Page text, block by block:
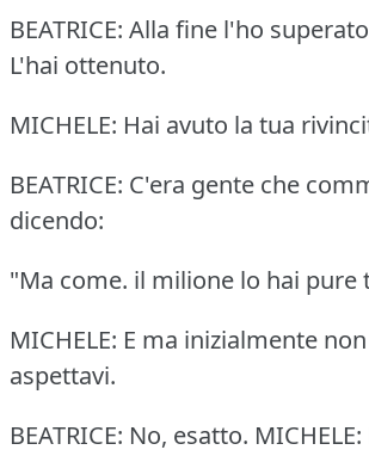
BEATRICE: Alla fine l'ho
L'hai ottenuto.
MICHELE: Hai avuto la tua
BEATRICE: C'era gente che
dicendo:
"Ma come. il milione lo hai pure
MICHELE: E ma inizialmente
aspettavi.
BEATRICE: No, esatto.